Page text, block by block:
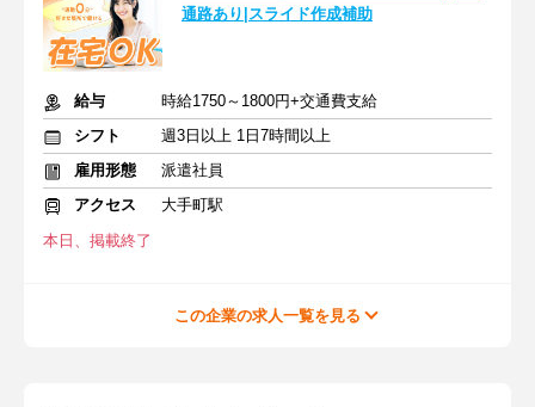
通路あり|スライド作成補助
給与
時給1750～1800円+交通費支給
シフト
週3日以上 1日7時間以上
雇用形態
派遣社員
アクセス
大手町駅
本日、掲載終了
この企業の求人一覧を見る